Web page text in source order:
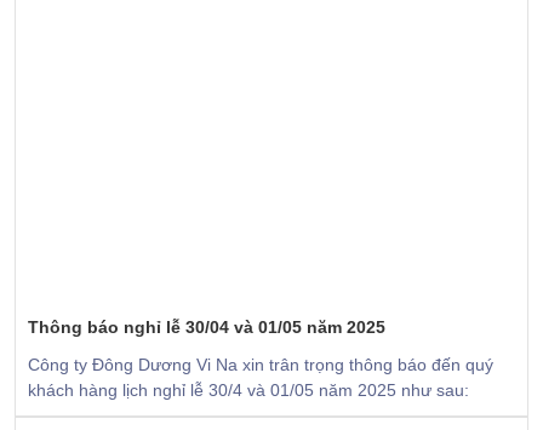
Thông báo nghỉ lễ 30/04 và 01/05 năm 2025
Công ty Đông Dương Vi Na xin trân trọng thông báo đến quý
khách hàng lịch nghỉ lễ 30/4 và 01/05 năm 2025 như sau: